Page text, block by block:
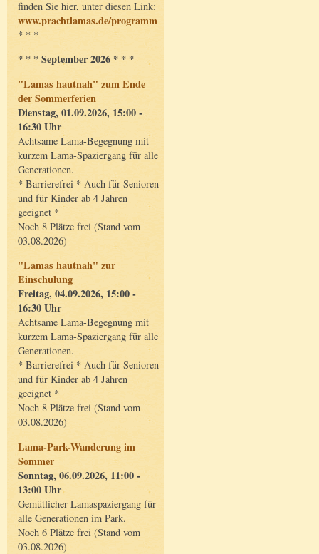
finden Sie hier, unter diesen Link:
www.prachtlamas.de/programm
* * *
* * * September 2026 * * *
"Lamas hautnah" zum Ende
der Sommerferien
Dienstag, 01.09.2026, 15:00 -
16:30 Uhr
Achtsame Lama-Begegnung mit
kurzem Lama-Spaziergang für alle
Generationen.
* Barrierefrei * Auch für Senioren
und für Kinder ab 4 Jahren
geeignet *
Noch 8 Plätze frei (Stand vom
03.08.2026)
"Lamas hautnah" zur
Einschulung
Freitag, 04.09.2026, 15:00 -
16:30 Uhr
Achtsame Lama-Begegnung mit
kurzem Lama-Spaziergang für alle
Generationen.
* Barrierefrei * Auch für Senioren
und für Kinder ab 4 Jahren
geeignet *
Noch 8 Plätze frei (Stand vom
03.08.2026)
Lama-Park-Wanderung im
Sommer
Sonntag, 06.09.2026, 11:00 -
13:00 Uhr
Gemütlicher Lamaspaziergang für
alle Generationen im Park.
Noch 6 Plätze frei (Stand vom
03.08.2026)